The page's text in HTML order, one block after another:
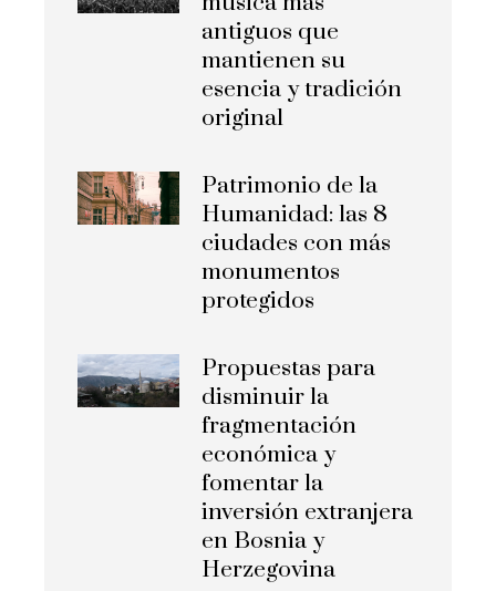
antiguos que
mantienen su
esencia y tradición
original
Patrimonio de la
Humanidad: las 8
ciudades con más
monumentos
protegidos
Propuestas para
disminuir la
fragmentación
económica y
fomentar la
inversión extranjera
en Bosnia y
Herzegovina